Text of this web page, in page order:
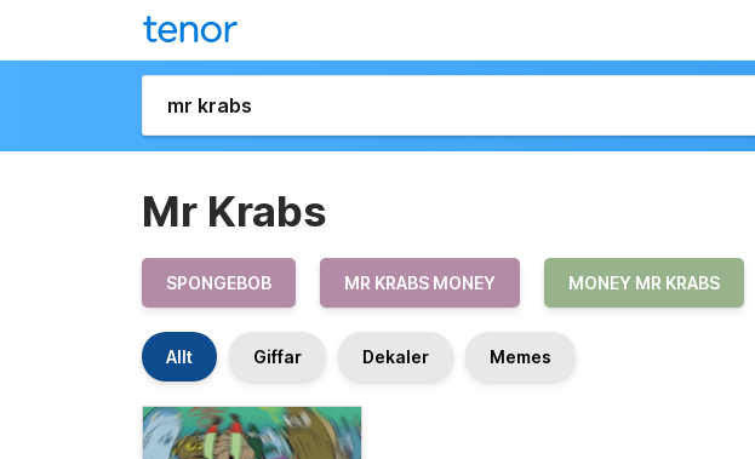
Mr Krabs
SPONGEBOB MR KRABS MONEY MONEY MR KRABS
Allt Giffar Dekaler Memes